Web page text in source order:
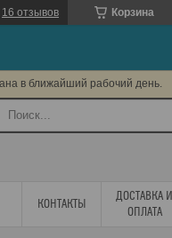
Корзина
16 отзывов
в ближайший рабочий день.
КОНТАКТЫ
ДОСТАВКА И
ОПЛАТА